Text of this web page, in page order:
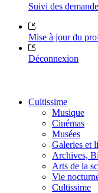
Suivi des
Mise à jour du
Déconnexion
Cultissime
Musique
Cinémas
Musées
Galeries et
Archives,
Arts de la
Vie
Cultissime